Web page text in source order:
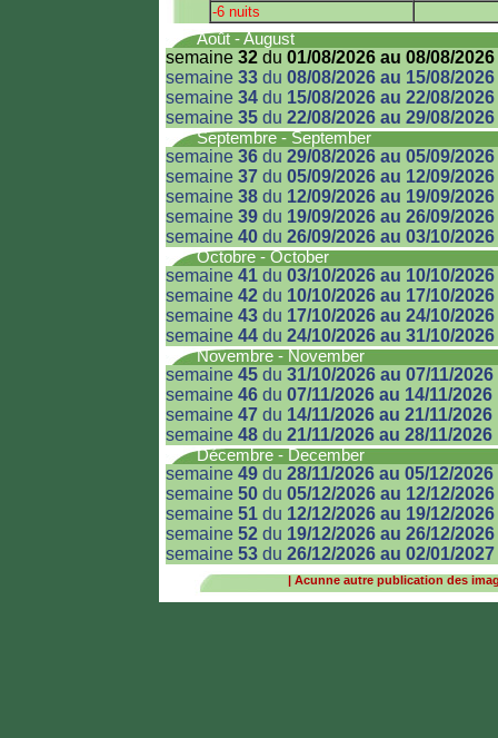
-6 nuits
Août - August
semaine 32du 01/08/2026 au 08/08/2026
semaine 33du 08/08/2026 au 15/08/2026
semaine 34du 15/08/2026 au 22/08/2026
semaine 35du 22/08/2026 au 29/08/2026
Septembre - September
semaine 36du 29/08/2026 au 05/09/2026
semaine 37du 05/09/2026 au 12/09/2026
semaine 38du 12/09/2026 au 19/09/2026
semaine 39du 19/09/2026 au 26/09/2026
semaine 40du 26/09/2026 au 03/10/2026
Octobre - October
semaine 41du 03/10/2026 au 10/10/2026
semaine 42du 10/10/2026 au 17/10/2026
semaine 43du 17/10/2026 au 24/10/2026
semaine 44du 24/10/2026 au 31/10/2026
Novembre - November
semaine 45du 31/10/2026 au 07/11/2026
semaine 46du 07/11/2026 au 14/11/2026
semaine 47du 14/11/2026 au 21/11/2026
semaine 48du 21/11/2026 au 28/11/2026
Décembre - December
semaine 49du 28/11/2026 au 05/12/2026
semaine 50du 05/12/2026 au 12/12/2026
semaine 51du 12/12/2026 au 19/12/2026
semaine 52du 19/12/2026 au 26/12/2026
semaine 53du 26/12/2026 au 02/01/2027
| Acunne autre publication des